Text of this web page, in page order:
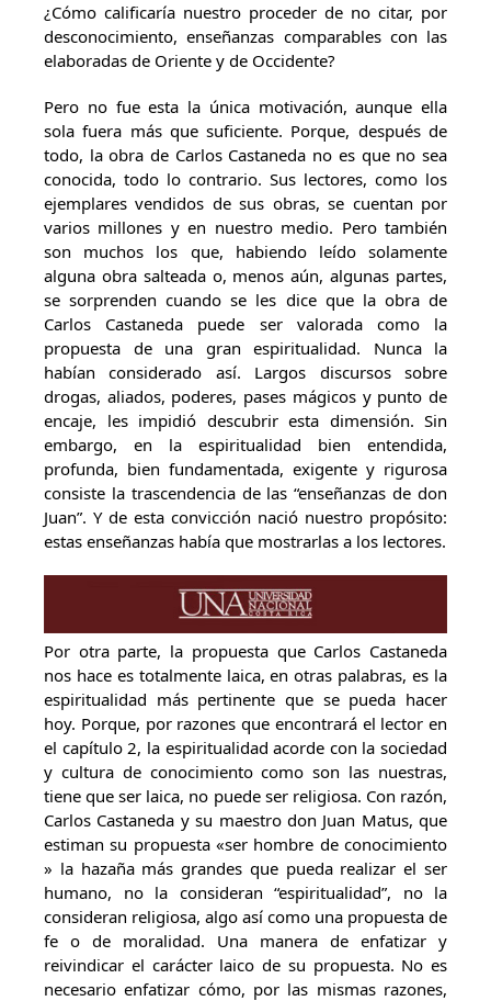
¿Cómo calificaría nuestro proceder de no citar, por
desconocimiento, enseñanzas comparables con las
elaboradas de Oriente y de Occidente?
Pero no fue esta la única motivación, aunque ella
sola fuera más que suficiente. Porque, después de
todo, la obra de Carlos Castaneda no es que no sea
conocida, todo lo contrario. Sus lectores, como los
ejemplares vendidos de sus obras, se cuentan por
varios millones y en nuestro medio. Pero también
son muchos los que, habiendo leído solamente
alguna obra salteada o, menos aún, algunas partes,
se sorprenden cuando se les dice que la obra de
Carlos Castaneda puede ser valorada como la
propuesta de una gran espiritualidad. Nunca la
habían considerado así. Largos discursos sobre
drogas, aliados, poderes, pases mágicos y punto de
encaje, les impidió descubrir esta dimensión. Sin
embargo, en la espiritualidad bien entendida,
profunda, bien fundamentada, exigente y rigurosa
consiste la trascendencia de las “enseñanzas de don
Juan”. Y de esta convicción nació nuestro propósito:
estas enseñanzas había que mostrarlas a los lectores.
Por otra parte, la propuesta que Carlos Castaneda
nos hace es totalmente laica, en otras palabras, es la
espiritualidad más pertinente que se pueda hacer
hoy. Porque, por razones que encontrará el lector en
el capítulo 2, la espiritualidad acorde con la sociedad
y cultura de conocimiento como son las nuestras,
tiene que ser laica, no puede ser religiosa. Con razón,
Carlos Castaneda y su maestro don Juan Matus, que
estiman su propuesta «ser hombre de conocimiento
» la hazaña más grandes que pueda realizar el ser
humano, no la consideran “espiritualidad”, no la
consideran religiosa, algo así como una propuesta de
fe o de moralidad. Una manera de enfatizar y
reivindicar el carácter laico de su propuesta. No es
necesario enfatizar cómo, por las mismas razones,